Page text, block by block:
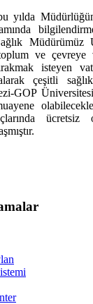
yılda
ve çevreye
isteyen
çeşitli
GOP